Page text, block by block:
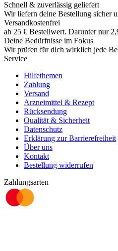
Schnell & zuverlässig geliefert
Wir liefern deine Bestellung sicher
Versandkostenfrei
ab 25 € Bestellwert. Darunter nur
Deine Bedürfnisse im Fokus
Wir prüfen für dich wirklich jede
Service
Hilfethemen
Zahlung
Versand
Arzneimittel & Rezept
Rücksendung
Qualität & Sicherheit
Datenschutz
Erklärung zur Barrierefreiheit
Über uns
Kontakt
Bestellung widerrufen
Zahlungsarten